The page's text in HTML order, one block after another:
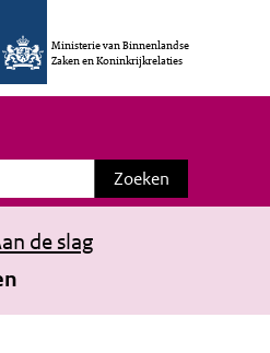
Ministerie van Binnenlandse
Zaken en Koninkrijkrelaties
Zoeken
de slag